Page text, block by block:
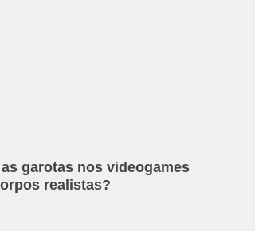
garotas nos videogames
realistas?